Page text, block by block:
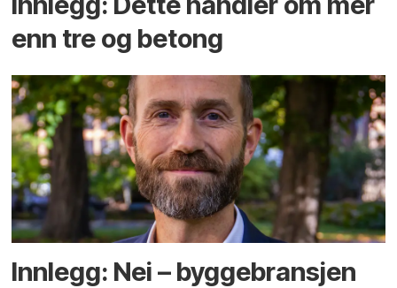
enn tre og betong
Innlegg: Nei – byggebransjen